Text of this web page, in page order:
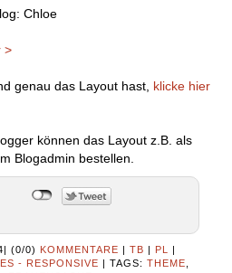
Chloe
>
genau das Layout hast, klicke hier
können das Layout z.B. als
Blogadmin bestellen.
| (0/0) KOMMENTARE | TB | PL
|
- RESPONSIVE | TAGS: THEME